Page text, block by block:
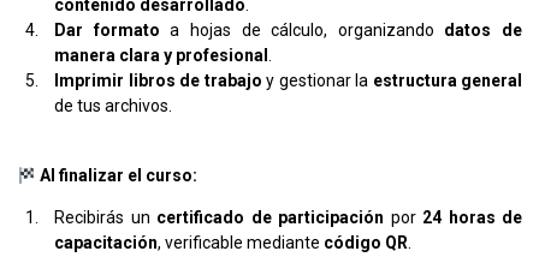
contenido desarrollado.
Dar formato a hojas de cálculo, organizando datos de
manera clara y profesional .
Imprimir libros de trabajo y gestionar la estructura general
de tus archivos.
Al finalizar el curso:
Recibirás un certificado de participación por 24 horas de
capacitación, verificable mediante código QR.